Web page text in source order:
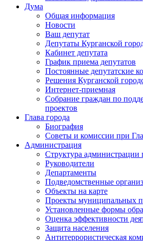
Дума
Общая информация
Новости
Ваш депутат
Депутаты Курганской
Кабинет депутата
График приема депутатов
Постоянные депутатские
Решения Курганской
Интернет-приемная
Собрание граждан по
проектов
Глава города
Биография
Советы и комиссии при
Администрация
Структура администрации
Руководители
Департаменты
Подведомственные
Объекты на карте
Проекты муниципальных
Установленные формы
Оценка эффективности
Защита населения
Антитеррористическая